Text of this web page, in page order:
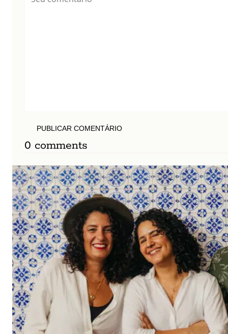
PUBLICAR COMENTÁRIO
0 comments